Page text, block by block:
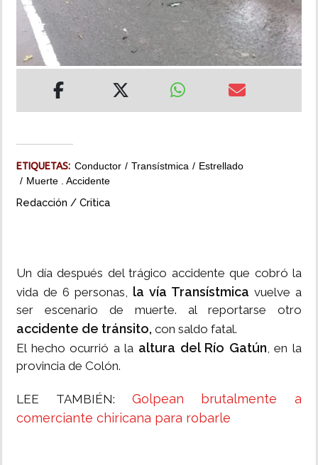
MULTIMEDIA
IMPRESO
ETIQUETAS: Conductor Transístmica
Estrellado
Muerte . Accidente
Redacción / Critica
Un día después del trágico accidente que cobró la
vida de 6 personas, la vía Transístmica vuelve a
ser escenario de muerte. al reportarse otro
accidente de tránsito, con saldo fatal.
El hecho ocurrió a la altura del Río Gatún, en la
provincia de Colón.
LEE TAMBIÉN: Golpean brutalmente a
comerciante chiricana para robarle